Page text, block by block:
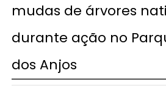
mudas de árvores
durante ação no
dos Anjos